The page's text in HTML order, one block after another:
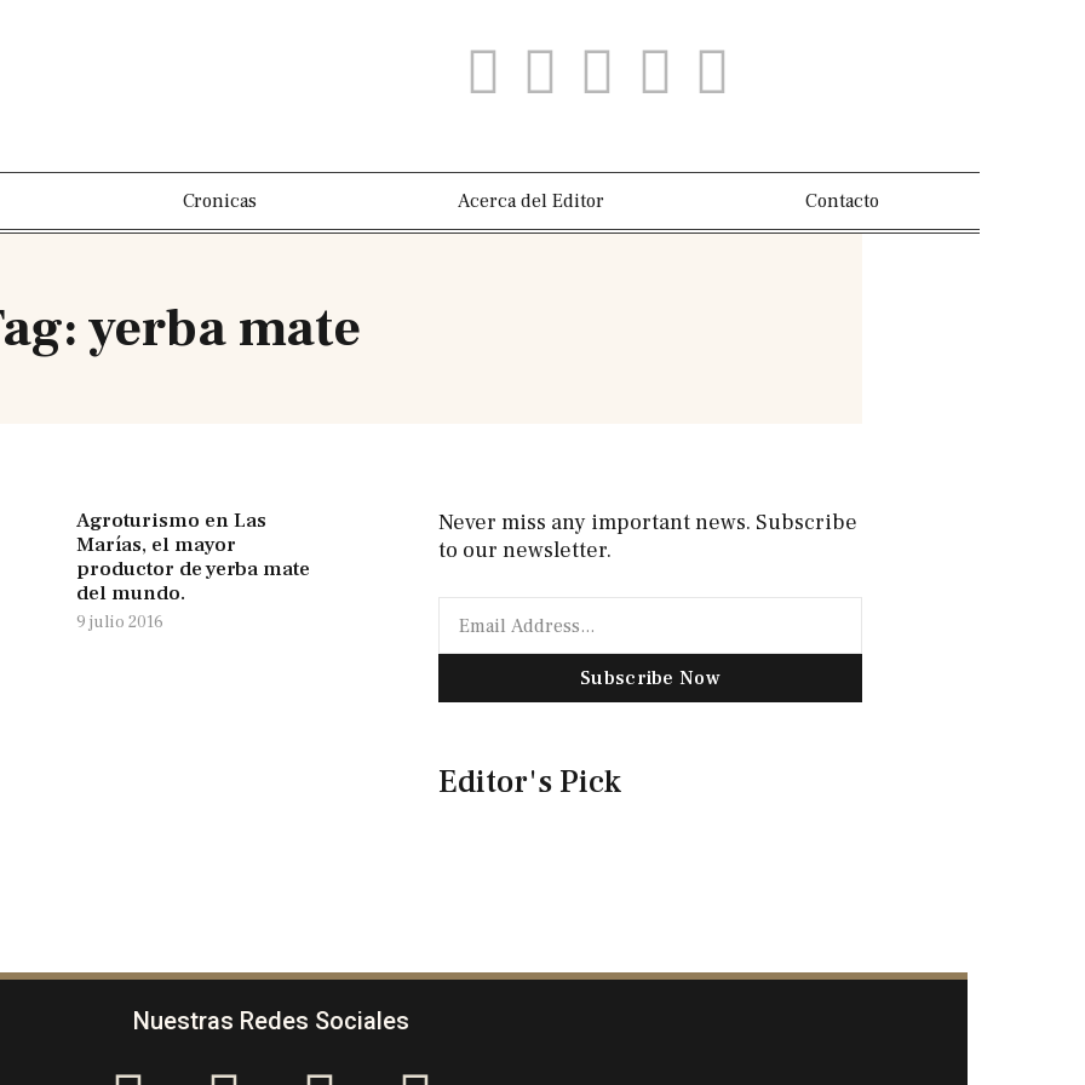
Cronicas Acerca del Editor Contacto
yerba mate
Agroturismo en Las
Marías, el mayor
productor de yerba mate
del mundo.
9 julio 2016
Never miss any important news. Subscribe
to our newsletter.
Subscribe Now
Editor's Pick
Nuestras Redes Sociales